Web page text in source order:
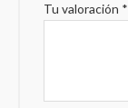
Tu valoración *